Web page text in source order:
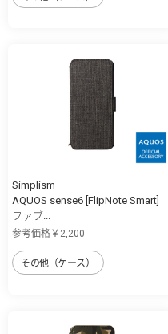
Simplism
AQUOS sense6 [FlipNote Smart]
ファブ...
参考価格￥2,200
その他（ケース）